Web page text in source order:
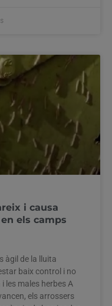
i causa
en els camps
àgil de la lluita
baix control i no
i les males herbes A
els arrossers